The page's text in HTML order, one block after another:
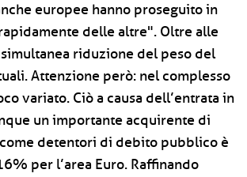
europee hanno proseguito in
delle altre". Oltre alle
riduzione del peso del
Attenzione però: nel complesso
variato. Ciò a causa dell’entrata in
un importante acquirente di
detentori di debito pubblico è
per l’area Euro. Raffinando